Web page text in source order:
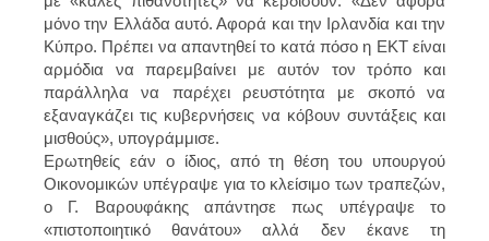
μόνο την Ελλάδα αυτό. Αφορά και την Ιρλανδία και την
Κύπρο. Πρέπει να απαντηθεί το κατά πόσο η ΕΚΤ είναι
αρμόδια να παρεμβαίνει με αυτόν τον τρόπο και
παράλληλα να παρέχει ρευστότητα με σκοπό να
εξαναγκάζει τις κυβερνήσεις να κόβουν συντάξεις και
μισθούς», υπογράμμισε.
Ερωτηθείς εάν ο ίδιος, από τη θέση του υπουργού
Οικονομικών υπέγραψε για το κλείσιμο των τραπεζών,
ο Γ. Βαρουφάκης απάντησε πως υπέγραψε το
«πιστοποιητικό θανάτου» αλλά δεν έκανε τη